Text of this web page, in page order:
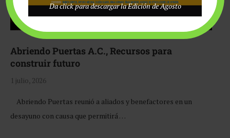
Abriendo Puertas A.C., Recursos para
construir futuro
1 julio, 2026
Abriendo Puertas reunió a aliados y benefactores en un
desayuno con causa que permitirá …
Da click para descargar la Edición de Agosto